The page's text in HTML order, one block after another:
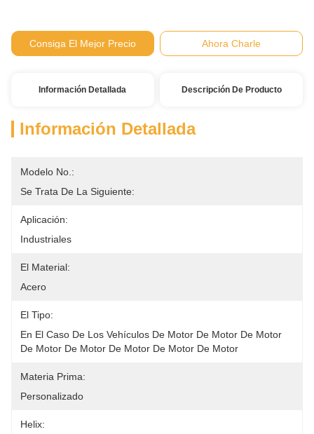
Consiga El Mejor Precio Ahora Charle
Información Detallada Descripción De Producto
Información Detallada
Modelo No.:
Se Trata De La Siguiente:
Aplicación:
Industriales
El Material:
Acero
El Tipo:
En El Caso De Los Vehículos De Motor De Motor De Motor
De Motor De Motor De Motor De Motor De Motor
Materia Prima:
Personalizado
Helix: